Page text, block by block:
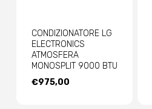
CONDIZIONATORE LG
ELECTRONICS
ATMOSFERA
MONOSPLIT 9000 BTU
€975,00